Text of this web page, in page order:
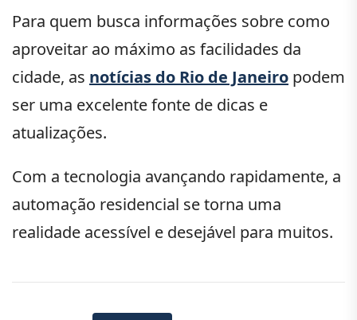
Para quem busca informações sobre como
aproveitar ao máximo as facilidades da
cidade, as notícias do Rio de Janeiro podem
ser uma excelente fonte de dicas e
atualizações.
Com a tecnologia avançando rapidamente, a
automação residencial se torna uma
realidade acessível e desejável para muitos.